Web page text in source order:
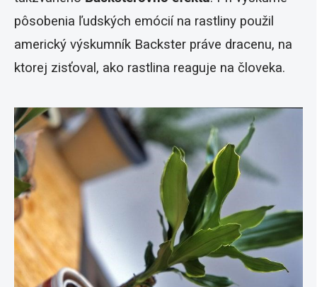
pôsobenia ľudských emócií na rastliny použil
americký výskumník Backster práve dracenu, na
ktorej zisťoval, ako rastlina reaguje na človeka.